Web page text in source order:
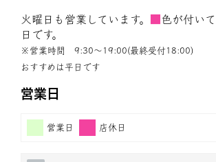
火曜日も営業しています。
色が付い
日です。
※営業時間 9:30〜19:00(最終受付18:00)
おすすめは平日です
営業日
営業日 店休日